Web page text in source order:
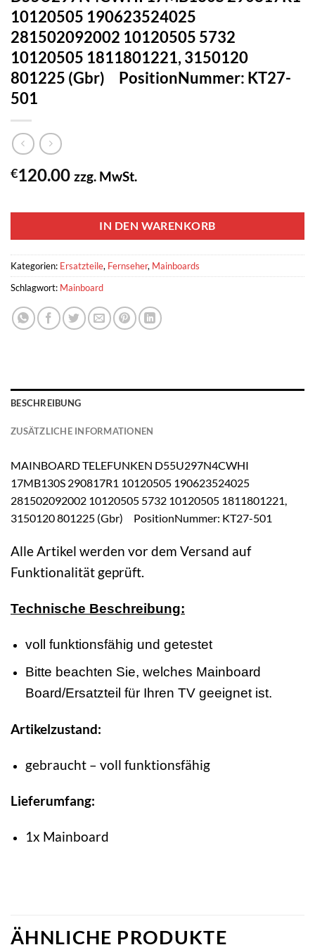
10120505 190623524025
281502092002 10120505 5732
10120505 1811801221, 3150120
801225 (Gbr) PositionNummer: KT27-
501
€120.00 zzg. MwSt.
IN DEN WARENKORB
Kategorien: Ersatzteile, Fernseher, Mainboards
Schlagwort: Mainboard
BESCHREIBUNG
ZUSÄTZLICHE INFORMATIONEN
MAINBOARD TELEFUNKEN D55U297N4CWHI
17MB130S 290817R1 10120505 190623524025
281502092002 10120505 5732 10120505 1811801221,
3150120 801225 (Gbr) PositionNummer: KT27-501
Alle Artikel werden vor dem Versand auf
Funktionalität geprüft.
Technische Beschreibung:
voll funktionsfähig und getestet
Bitte beachten Sie, welches Mainboard
Board/Ersatzteil für Ihren TV geeignet ist.
Artikelzustand:
gebraucht – voll funktionsfähig
Lieferumfang:
1x Mainboard
ÄHNLICHE PRODUKTE